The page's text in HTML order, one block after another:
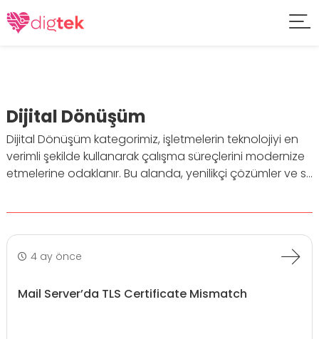
Dijital Dönüşüm
Dijital Dönüşüm kategorimiz, işletmelerin teknolojiyi en
verimli şekilde kullanarak çalışma süreçlerini modernize
etmelerine odaklanır. Bu alanda, yenilikçi çözümler ve s...
4 ay önce
Mail Server’da TLS Certificate Mismatch